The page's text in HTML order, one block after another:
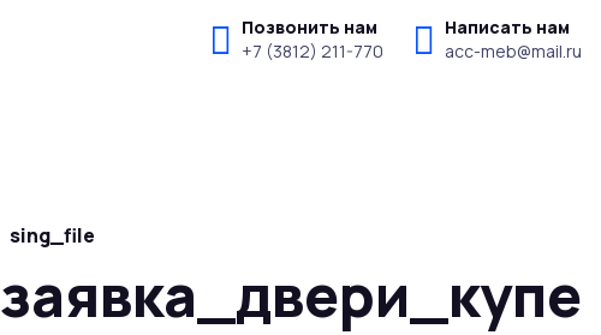
Позвонить нам
+7 (3812) 211-770
Написать нам
acc-meb@mail.ru
sing_file
заявка_двери_купе